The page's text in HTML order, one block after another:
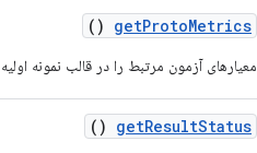
getProtoMetrics
()
معیارهای آزمون مرتبط را در قالب نمونه
getResultStatus
()